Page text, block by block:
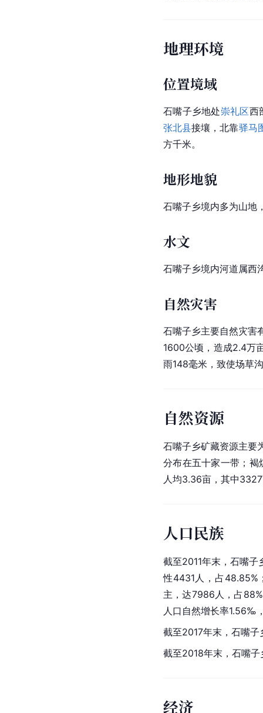
地理环境
位置境域
石嘴子乡地处崇礼区西
张北县接壤，北靠驿马
方千米。
地形地貌
石嘴子乡境内多为山地
水文
石嘴子乡境内河道属西
自然灾害
石嘴子乡主要自然灾害
1600公顷，造成2.4万
雨148毫米，致使场草
自然资源
石嘴子乡矿藏资源主要
分布在五十家一带；褐
人均3.36亩，其中
人口民族
截至2011年末，石嘴
性4431人，占48.85%
主，达7986人，占
人口自然增长率1.56‰
截至2017年末，石嘴
截至2018年末，石嘴
经济